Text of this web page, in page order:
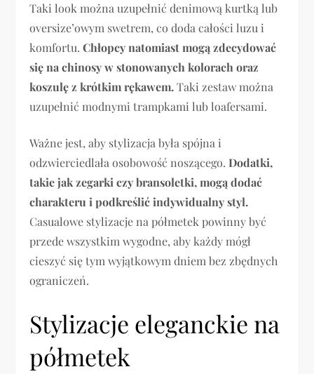
Taki look można uzupełnić denimową kurtką lub
oversize’owym swetrem, co doda całości luzu i
komfortu. Chłopcy natomiast mogą zdecydować
się na chinosy w stonowanych kolorach oraz
koszulę z krótkim rękawem.Taki zestaw można
uzupełnić modnymi trampkami lub loafersami.
Ważne jest, aby stylizacja była spójna i
odzwierciedlała osobowość noszącego. Dodatki,
takie jak zegarki czy bransoletki, mogą dodać
charakteru i podkreślić indywidualny styl.
Casualowe stylizacje na półmetek powinny być
przede wszystkim wygodne, aby każdy mógł
cieszyć się tym wyjątkowym dniem bez zbędnych
ograniczeń.
Stylizacje eleganckie na
półmetek